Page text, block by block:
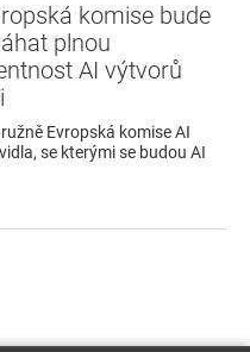
komise bude
plnou
AI výtvorů
Evropská komise AI
se kterými se budou AI